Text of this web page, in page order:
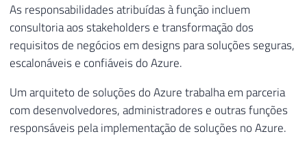
As responsabilidades atribuídas à função incluem
consultoria aos stakeholders e transformação dos
requisitos de negócios em designs para soluções seguras,
escalonáveis e confiáveis do Azure.
Um arquiteto de soluções do Azure trabalha em parceria
com desenvolvedores, administradores e outras funções
responsáveis pela implementação de soluções no Azure.